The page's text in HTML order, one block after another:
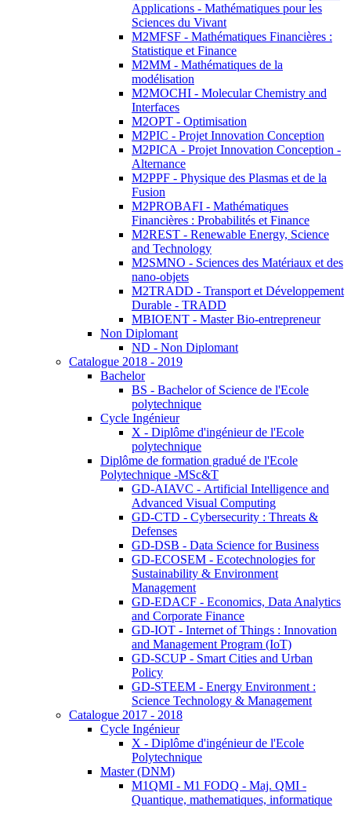
Applications - Mathématiques pour les
Sciences du Vivant
M2MFSF - Mathématiques Financières :
Statistique et Finance
M2MM - Mathématiques de la
modélisation
M2MOCHI - Molecular Chemistry and
Interfaces
M2OPT - Optimisation
M2PIC - Projet Innovation Conception
M2PICA - Projet Innovation Conception -
Alternance
M2PPF - Physique des Plasmas et de la
Fusion
M2PROBAFI - Mathématiques
Financières : Probabilités et Finance
M2REST - Renewable Energy, Science
and Technology
M2SMNO - Sciences des Matériaux et des
nano-objets
M2TRADD - Transport et Développement
Durable - TRADD
MBIOENT - Master Bio-entrepreneur
Non Diplomant
ND - Non Diplomant
Catalogue 2018 - 2019
Bachelor
BS - Bachelor of Science de l'Ecole
polytechnique
Cycle Ingénieur
X - Diplôme d'ingénieur de l'Ecole
polytechnique
Diplôme de formation gradué de l'Ecole
Polytechnique -MSc&T
GD-AIAVC - Artificial Intelligence and
Advanced Visual Computing
GD-CTD - Cybersecurity : Threats &
Defenses
GD-DSB - Data Science for Business
GD-ECOSEM - Ecotechnologies for
Sustainability & Environment
Management
GD-EDACF - Economics, Data Analytics
and Corporate Finance
GD-IOT - Internet of Things : Innovation
and Management Program (IoT)
GD-SCUP - Smart Cities and Urban
Policy
GD-STEEM - Energy Environment :
Science Technology & Management
Catalogue 2017 - 2018
Cycle Ingénieur
X - Diplôme d'ingénieur de l'Ecole
Polytechnique
Master (DNM)
M1QMI - M1 FODQ - Maj. QMI -
Quantique, mathematiques, informatique